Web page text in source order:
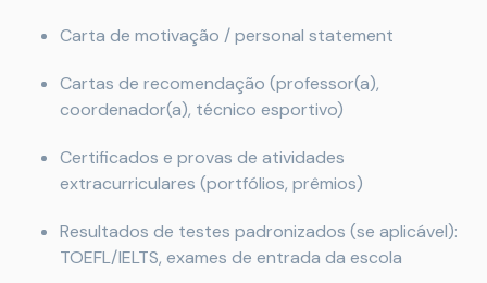
Carta de motivação / personal statement
Cartas de recomendação (professor(a),
coordenador(a), técnico esportivo)
Certificados e provas de atividades
extracurriculares (portfólios, prêmios)
Resultados de testes padronizados (se aplicável):
TOEFL/IELTS, exames de entrada da escola